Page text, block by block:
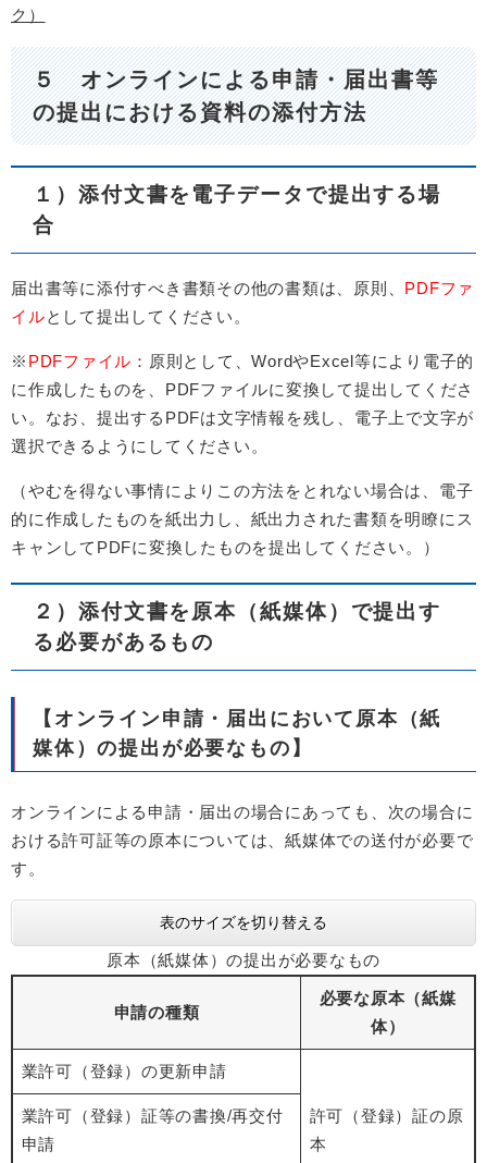
ク）
５ オンラインによる申請・届出書等
の提出における資料の添付方法
１）添付文書を電子データで提出する場
合
届出書等に添付すべき書類その他の書類は、原則、 PDFファ
イルとして提出してください。
※ PDFファイル ：原則として、WordやExcel等により電子的
に作成したものを、PDFファイルに変換して提出してくださ
い。なお、提出するPDFは文字情報を残し、電子上で文字が
選択できるようにしてください。
（やむを得ない事情によりこの方法をとれない場合は、電子
的に作成したものを紙出力し、紙出力された書類を明瞭にス
キャンしてPDFに変換したものを提出してください。）
２）添付文書を原本（紙媒体）で提出す
る必要があるもの
【オンライン申請・届出において原本（紙
媒体）の提出が必要なもの】
オンラインによる申請・届出の場合にあっても、次の場合に
おける許可証等の原本については、紙媒体での送付が必要で
す。
表のサイズを切り替える
原本（紙媒体）の提出が必要なもの
申請の種類
必要な原本（紙媒
体）​​​​​​
業許可（登録）の更新申請
許可（登録）証の原
本
業許可（登録）証等の書換/再交付
申請